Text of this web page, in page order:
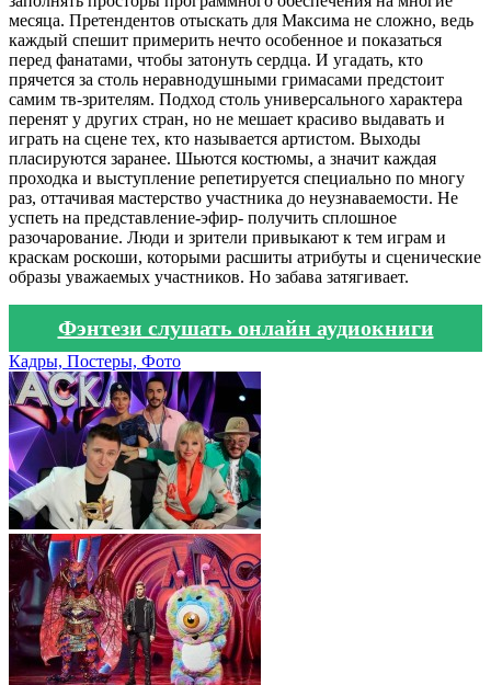
месяца. Претендентов отыскать для Максима не сложно, ведь
каждый спешит примерить нечто особенное и показаться
перед фанатами, чтобы затонуть сердца. И угадать, кто
прячется за столь неравнодушными гримасами предстоит
самим тв-зрителям. Подход столь универсального характера
перенят у других стран, но не мешает красиво выдавать и
играть на сцене тех, кто называется артистом. Выходы
пласируются заранее. Шьются костюмы, а значит каждая
проходка и выступление репетируется специально по многу
раз, оттачивая мастерство участника до неузнаваемости. Не
успеть на представление-эфир- получить сплошное
разочарование. Люди и зрители привыкают к тем играм и
краскам роскоши, которыми расшиты атрибуты и сценические
образы уважаемых участников. Но забава затягивает.
Фэнтези слушать онлайн аудиокниги
Кадры, Постеры, Фото